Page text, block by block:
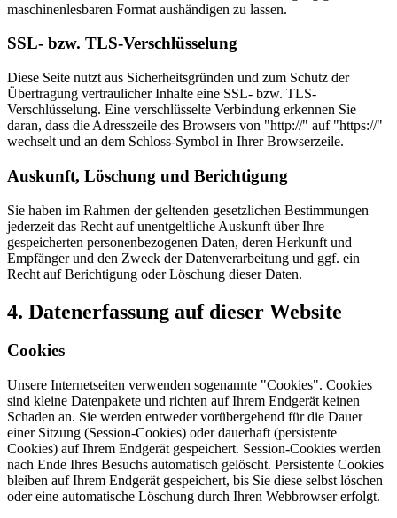
maschinenlesbaren Format aushändigen zu lassen.
SSL- bzw. TLS-Verschlüsselung
Diese Seite nutzt aus Sicherheitsgründen und zum Schutz der
Übertragung vertraulicher Inhalte eine SSL- bzw. TLS-
Verschlüsselung. Eine verschlüsselte Verbindung erkennen Sie
daran, dass die Adresszeile des Browsers von "http://" auf "https://"
wechselt und an dem Schloss-Symbol in Ihrer Browserzeile.
Auskunft, Löschung und Berichtigung
Sie haben im Rahmen der geltenden gesetzlichen Bestimmungen
jederzeit das Recht auf unentgeltliche Auskunft über Ihre
gespeicherten personenbezogenen Daten, deren Herkunft und
Empfänger und den Zweck der Datenverarbeitung und ggf. ein
Recht auf Berichtigung oder Löschung dieser Daten.
4. Datenerfassung auf dieser Website
Cookies
Unsere Internetseiten verwenden sogenannte "Cookies". Cookies
sind kleine Datenpakete und richten auf Ihrem Endgerät keinen
Schaden an. Sie werden entweder vorübergehend für die Dauer
einer Sitzung (Session-Cookies) oder dauerhaft (persistente
Cookies) auf Ihrem Endgerät gespeichert. Session-Cookies werden
nach Ende Ihres Besuchs automatisch gelöscht. Persistente Cookies
bleiben auf Ihrem Endgerät gespeichert, bis Sie diese selbst löschen
oder eine automatische Löschung durch Ihren Webbrowser erfolgt.